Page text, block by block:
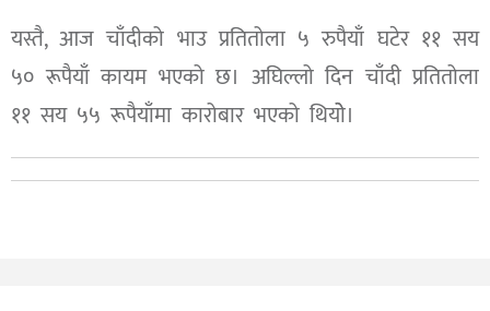
यस्तै, आज चाँदीको भाउ प्रतितोला ५ रुपैयाँ घटेर ११ सय
५० रूपैयाँ कायम भएको छ। अघिल्लो दिन चाँदी प्रतितोला
११ सय ५५ रूपैयाँमा कारोबार भएको थियोे।